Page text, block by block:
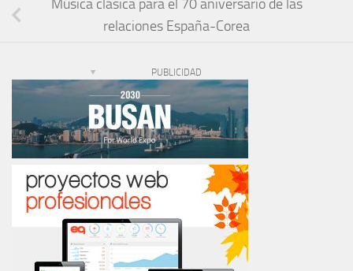
Música clásica para el 70 aniversario de las
relaciones España-Corea
PUBLICIDAD